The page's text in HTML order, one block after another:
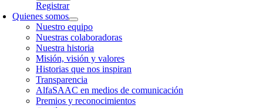
Registrar
Quienes somos
Nuestro equipo
Nuestras colaboradoras
Nuestra historia
Misión, visión y valores
Historias que nos inspiran
Transparencia
AlfaSAAC en medios de comunicación
Premios y reconocimientos